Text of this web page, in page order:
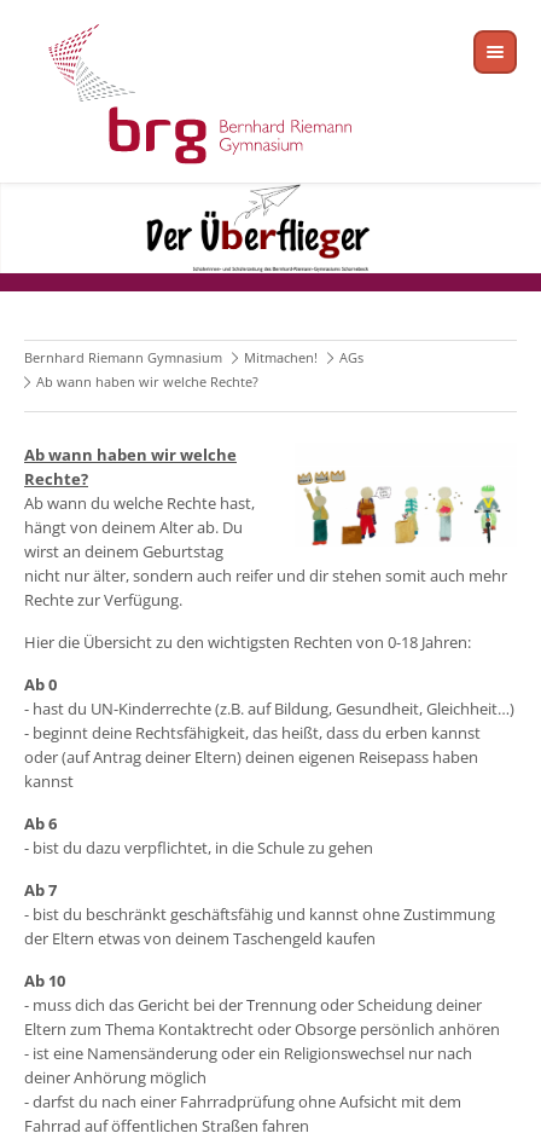
Bernhard Riemann Gymnasium Mitmachen!
AGs
Ab wann haben wir welche Rechte?
Ab wann haben wir welche
Rechte?
Ab wann du welche Rechte hast,
hängt von deinem Alter ab. Du
wirst an deinem Geburtstag
nicht nur älter, sondern auch reifer und dir stehen somit auch mehr
Rechte zur Verfügung.
Hier die Übersicht zu den wichtigsten Rechten von 0-18 Jahren:
Ab 0
- hast du UN-Kinderrechte (z.B. auf Bildung, Gesundheit, Gleichheit…)
- beginnt deine Rechtsfähigkeit, das heißt, dass du erben kannst
oder (auf Antrag deiner Eltern) deinen eigenen Reisepass haben
kannst
Ab 6
- bist du dazu verpflichtet, in die Schule zu gehen
Ab 7
- bist du beschränkt geschäftsfähig und kannst ohne Zustimmung
der Eltern etwas von deinem Taschengeld kaufen
Ab 10
- muss dich das Gericht bei der Trennung oder Scheidung deiner
Eltern zum Thema Kontaktrecht oder Obsorge persönlich anhören
- ist eine Namensänderung oder ein Religionswechsel nur nach
deiner Anhörung möglich
- darfst du nach einer Fahrradprüfung ohne Aufsicht mit dem
Fahrrad auf öffentlichen Straßen fahren